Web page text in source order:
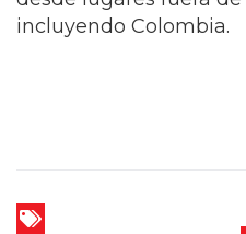
incluyendo Colombia.